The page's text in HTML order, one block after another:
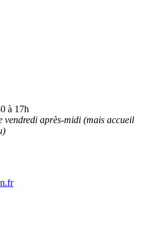
à 17h
vendredi après-midi (mais accueil